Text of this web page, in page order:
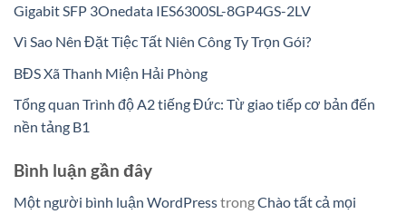
Gigabit SFP 3Onedata IES6300SL-8GP4GS-2LV
Vì Sao Nên Đặt Tiệc Tất Niên Công Ty Trọn Gói?
BĐS Xã Thanh Miện Hải Phòng
Tổng quan Trình độ A2 tiếng Đức: Từ giao tiếp cơ bản đến
nền tảng B1
Bình luận gần đây
Một người bình luận WordPresstrongChào tất cả mọi